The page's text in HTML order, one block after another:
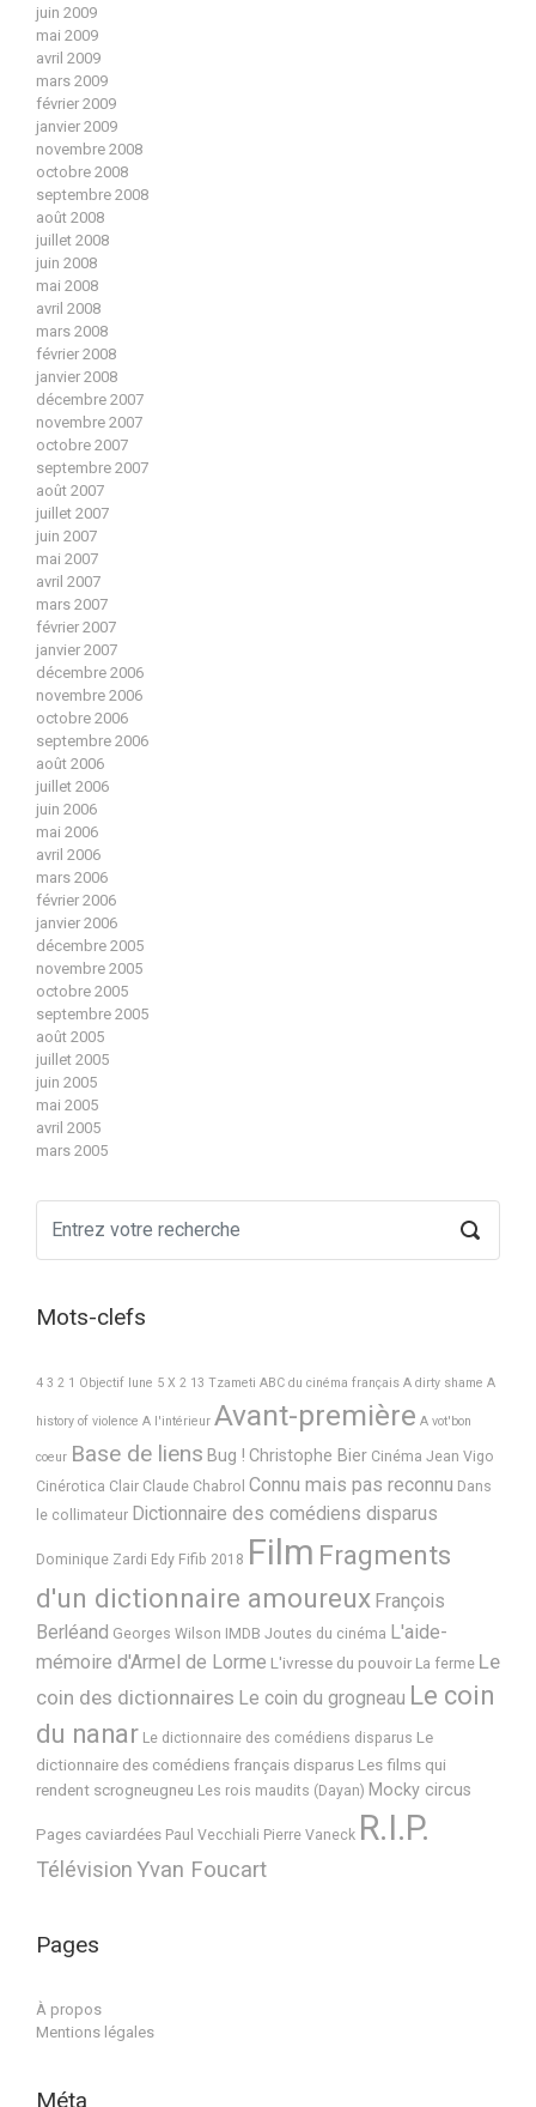
juin 2009
mai 2009
avril 2009
mars 2009
février 2009
janvier 2009
novembre 2008
octobre 2008
septembre 2008
août 2008
juillet 2008
juin 2008
mai 2008
avril 2008
mars 2008
février 2008
janvier 2008
décembre 2007
novembre 2007
octobre 2007
septembre 2007
août 2007
juillet 2007
juin 2007
mai 2007
avril 2007
mars 2007
février 2007
janvier 2007
décembre 2006
novembre 2006
octobre 2006
septembre 2006
août 2006
juillet 2006
juin 2006
mai 2006
avril 2006
mars 2006
février 2006
janvier 2006
décembre 2005
novembre 2005
octobre 2005
septembre 2005
août 2005
juillet 2005
juin 2005
mai 2005
avril 2005
mars 2005
Mots-clefs
4 3 2 1 Objectif lune 5 X 2 13 Tzameti ABC du cinéma français A dirty shame A
history of violence A l'intérieur Avant-première A vot'bon
coeur Base de liens Bug ! Christophe Bier Cinéma Jean Vigo
Cinérotica Clair Claude Chabrol Connu mais pas reconnu Dans
le collimateur Dictionnaire des comédiens disparus
Dominique Zardi Edy Fifib 2018 Film Fragments
d'un dictionnaire amoureux François
Berléand Georges Wilson IMDB Joutes du cinéma L'aide-
mémoire d'Armel de Lorme L'ivresse du pouvoir La ferme Le
coin des dictionnaires Le coin du grogneau Le coin
du nanar Le dictionnaire des comédiens disparus Le
dictionnaire des comédiens français disparus Les films qui
rendent scrogneugneu Les rois maudits (Dayan) Mocky circus
Pages caviardées Paul Vecchiali Pierre Vaneck R.I.P.
TélévisionYvan Foucart
Pages
À propos
Mentions légales
Méta